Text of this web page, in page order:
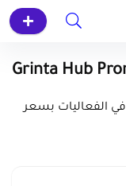
الفعاليات بسعر